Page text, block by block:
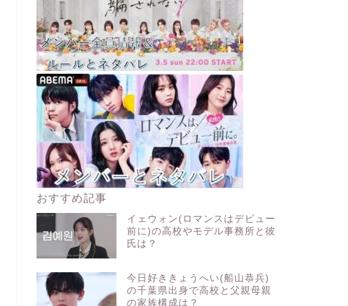
おすすめ記事
イェウォン(ロマンスはデビュー
前に)の高校やモデル事務所と彼
氏は？
今日好ききょうへい(船山恭兵)
の千葉県出身で高校と父親母親
の家族構成は？